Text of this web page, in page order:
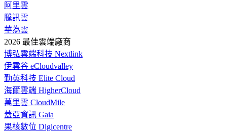
阿里雲
騰訊雲
華為雲
2026 最佳雲端廠商
博弘雲端科技 Nextlink
伊雲谷 eCloudvalley
勤英科技 Elite Cloud
海爾雲端 HigherCloud
萬里雲 CloudMile
蓋亞資訊 Gaia
果核數位 Digicentre